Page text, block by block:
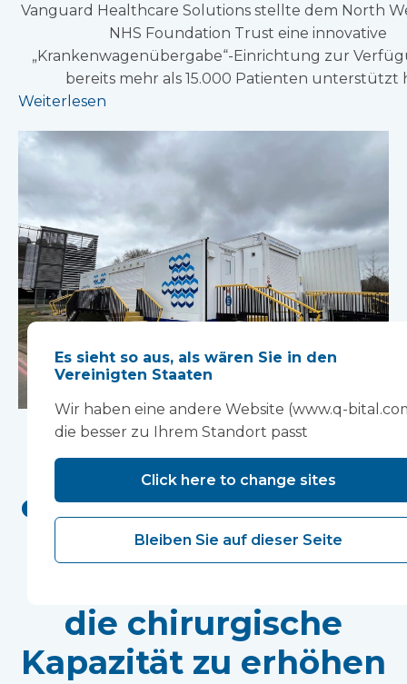
Vanguard Healthcare Solutions stellte dem North
NHS Foundation Trust eine innovative
„Krankenwagenübergabe“-Einrichtung zur
bereits mehr als 15.000 Patienten unterstützt
Weiterlesen
Das Milton Keynes
University Hospital
eröffnet einen neuen
mobilen
die chirurgische
Kapazität zu erhöhen
Es sieht so aus, als wären Sie in den
Vereinigten Staaten
Wir haben eine andere Website (www.q-
die besser zu Ihrem Standort passt
Click here to change sites
Bleiben Sie auf dieser Seite